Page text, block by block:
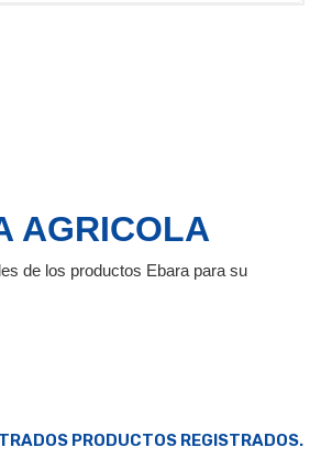
AGRICOLA
de los productos Ebara para su
PRODUCTOS REGISTRADOS.